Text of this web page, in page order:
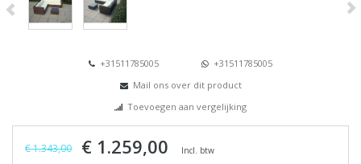
+31511785005
+31511785005
Mail ons over dit product
Toevoegen aan vergelijking
€ 1.343,00 € 1.259,00 Incl. btw